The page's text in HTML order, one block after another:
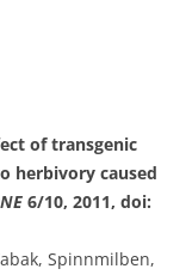
of transgenic
herbivory caused
6/10, 2011, doi:
Spinnmilben,